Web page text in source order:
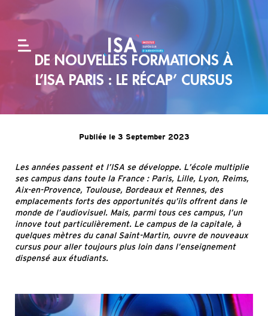
L'école
Alternance
et
entreprises
Admissions
DE NOUVELLES FORMATIONS À
L’ISA PARIS : LE RÉCAP’ CURSUS
Publiée le 3 September 2023
Les années passent et l’ISA se développe. L’école multiplie
ses campus dans toute la France : Paris, Lille, Lyon, Reims,
Aix-en-Provence, Toulouse, Bordeaux et Rennes, des
emplacements fortsdes opportunités qu’ils offrent dans le
monde de l’audiovisuel. Mais, parmi tous ces campus, l’un
innove tout particulièrement. Le campus de la capitale, à
quelques mètres du canal Saint-Martin, ouvre de nouveaux
cursus pour aller toujours plus loin dans l’enseignement
dispensé aux étudiants.